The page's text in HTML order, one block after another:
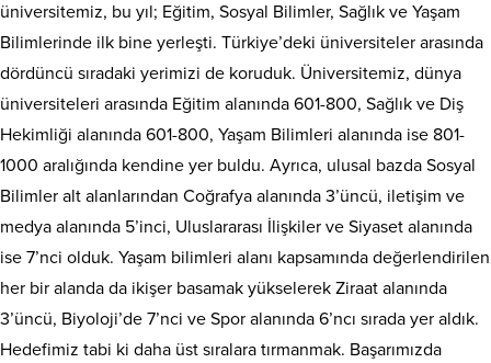
üniversitemiz, bu yıl; Eğitim, Sosyal Bilimler, Sağlık ve Yaşam
Bilimlerinde ilk bine yerleşti. Türkiye’deki üniversiteler arasında
dördüncü sıradaki yerimizi de koruduk. Üniversitemiz, dünya
üniversiteleri arasında Eğitim alanında 601-800, Sağlık ve Diş
Hekimliği alanında 601-800, Yaşam Bilimleri alanında ise 801-
1000 aralığında kendine yer buldu. Ayrıca, ulusal bazda Sosyal
Bilimler alt alanlarından Coğrafya alanında 3’üncü, iletişim ve
medya alanında 5’inci, Uluslararası İlişkiler ve Siyaset alanında
ise 7’nci olduk. Yaşam bilimleri alanı kapsamında değerlendirilen
her bir alanda da ikişer basamak yükselerek Ziraat alanında
3’üncü, Biyoloji’de 7’nci ve Spor alanında 6’ncı sırada yer aldık.
Hedefimiz tabi ki daha üst sıralara tırmanmak. Başarımızda